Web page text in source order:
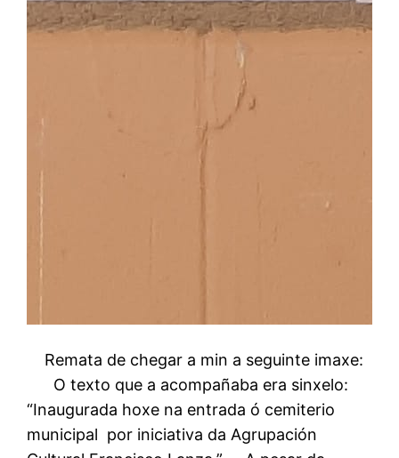
Remata de chegar a min a seguinte imaxe:
O texto que a acompañaba era sinxelo:
“Inaugurada hoxe na entrada ó cemiterio
municipal por iniciativa da Agrupación